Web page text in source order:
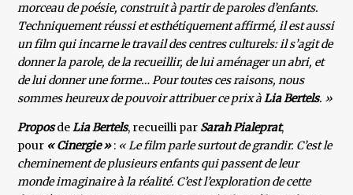
morceau de poésie, construit à partir de paroles d’enfants.
Techniquement réussi et esthétiquement affirmé, il est aussi
un film qui incarne le travail des centres culturels: il s’agit de
donner la parole, de la recueillir, de lui aménager un abri, et
de lui donner une forme… Pour toutes ces raisons, nous
sommes heureux de pouvoir attribuer ce prix àLia Bertels. »
ProposdeLia Bertels, recueilli par Sarah Pialeprat,
pour « Cinergie »: « Le film parle surtout de grandir. C’est le
cheminement de plusieurs enfants qui passent de leur
monde imaginaire à la réalité. C’est l’exploration de cette